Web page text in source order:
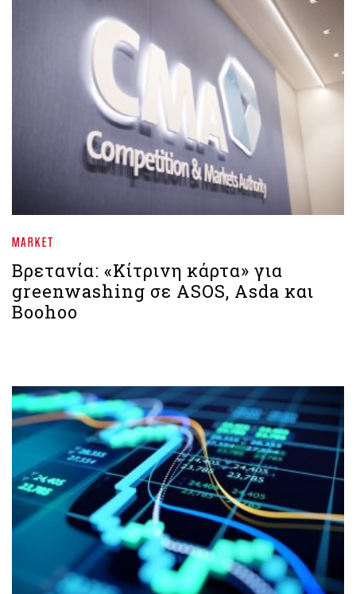
MARKET
Bρετανία: «Kίτρινη κάρτα» για
greenwashing σε ASOS, Asda και
Boohoo